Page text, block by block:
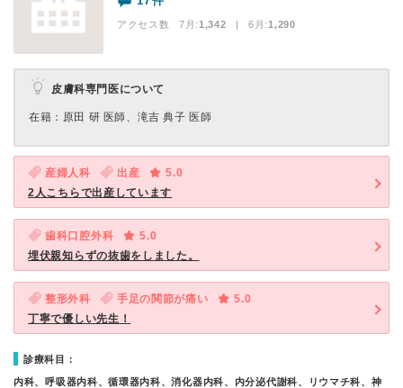
アクセス数 7月:1,342 | 6月:1,290
皮膚科専門医について
在籍：原田 研 医師、滝吉 典子 医師
産婦人科 出産
5.0
2人こちらで出産しています
歯科口腔外科
5.0
埋伏親知らずの抜歯をしました。
整形外科 手足の関節が痛い
5.0
丁寧で優しい先生！
診療科目：
内科、呼吸器内科、循環器内科、消化器内科、内分泌代謝科、リウマチ科、神